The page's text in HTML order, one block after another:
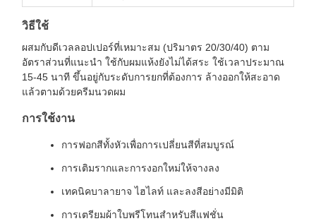
วิธีใช้
ผสมกับดีเวลลอปเปอร์ที่เหมาะสม (ปริมาตร 20/30/40) ตาม
อัตราส่วนที่แนะนำ ใช้กับผมแห้งยังไม่ได้สระ ใช้เวลาประมาณ
15-45 นาที ขึ้นอยู่กับระดับการยกที่ต้องการ ล้างออกให้สะอาด
แล้วตามด้วยครีมนวดผม
การใช้งาน
การฟอกสีทั้งหัวเพื่อการเปลี่ยนสีที่สมบูรณ์
การเติมรากและการงอกใหม่ให้จางลง
เทคนิคบาลายาจ ไฮไลท์ และลงสีอย่างมีมิติ
การเตรียมผ้าใบพรีโทนสำหรับสีแฟชั่น